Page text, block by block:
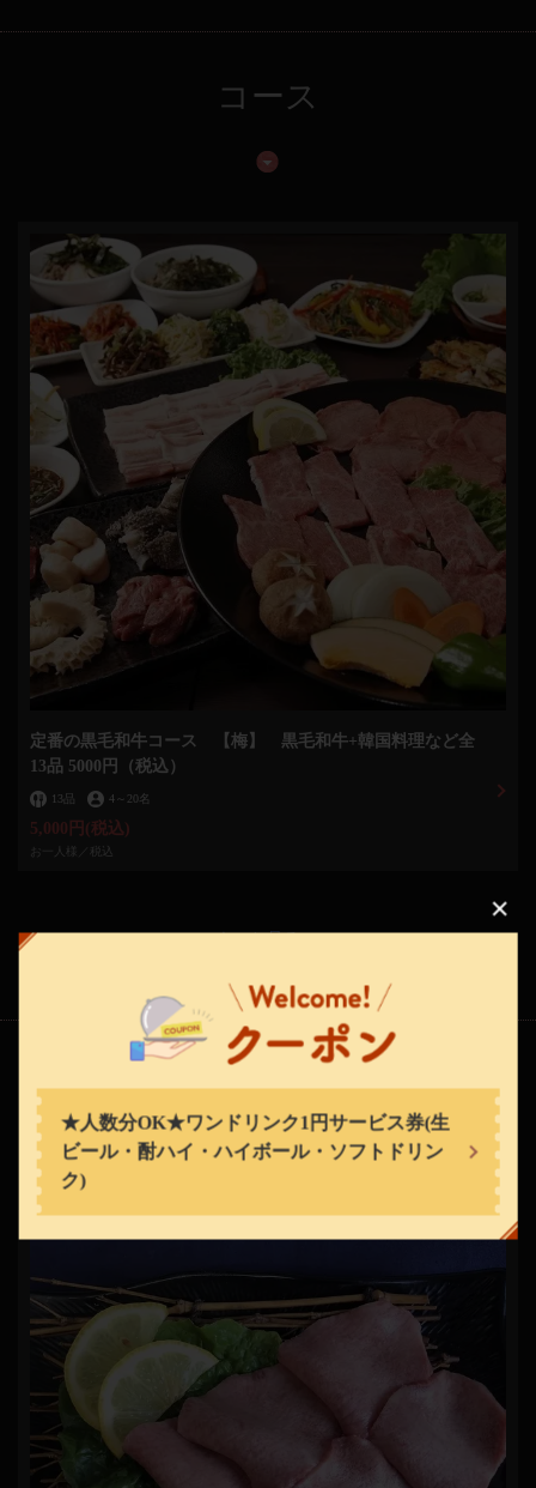
★人数分OK★ワンドリンク1円サービス券(生
ビール・酎ハイ・ハイボール・ソフトドリン
ク)
コース
定番の黒毛和牛コース 【梅】 黒毛和牛+韓国料理など全
13品 5000円（税込）
13品 4～ 20名
5,000円 (税込)
お一人様／税込
もっと見る
料理
大阪府大阪市天王寺区下味原町5-21
https://mimatsu-tsuruhashi.owst.jp/
閉じる